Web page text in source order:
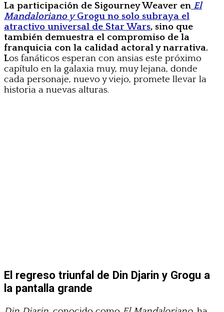
La participación de Sigourney Weaver en El
Mandaloriano yGrogu no solo subraya el
atractivo universal de Star Wars, sino que
también demuestra el compromiso de la
franquicia con la calidad actoral y narrativa.
Los fanáticos esperan con ansias este próximo
capítulo en la galaxia muy, muy lejana, donde
cada personaje, nuevo y viejo, promete llevar la
historia a nuevas alturas.
El regreso triunfal de Din Djarin y Grogu a
la pantalla grande